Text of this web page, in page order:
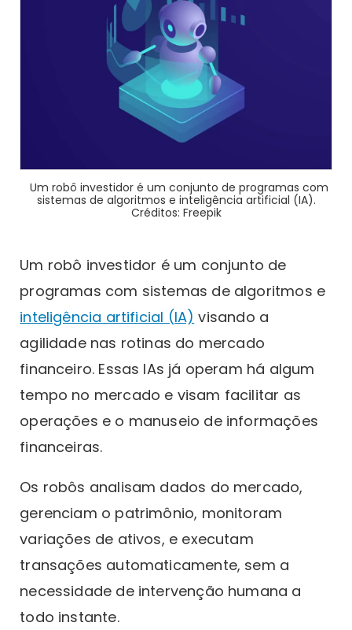
Um robô investidor é um conjunto de programas com
sistemas de algoritmos e inteligência artificial (IA).
Créditos: Freepik
Um robô investidor é um conjunto de
programas com sistemas de algoritmos e
inteligência artificial (IA) visando a
agilidade nas rotinas do mercado
financeiro. Essas IAs já operam há algum
tempo no mercado e visam facilitar as
operações e o manuseio de informações
financeiras.
Os robôs analisam dados do mercado,
gerenciam o patrimônio, monitoram
variações de ativos, e executam
transações automaticamente, sem a
necessidade de intervenção humana a
todo instante.